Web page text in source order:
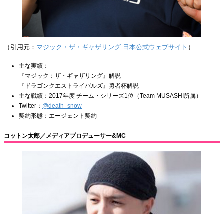
（引用元： マジック・ザ・ギャザリング 日本公式ウェブサイト ）
主な実績：
『マジック：ザ・ギャザリング』解説
『ドラゴンクエストライバルズ』勇者杯解説
主な戦績：2017年度 チーム・シリーズ1位（Team MUSASHI所属）
Twitter： @death_snow
契約形態：エージェント契約
コットン太郎／メディアプロデューサー&MC